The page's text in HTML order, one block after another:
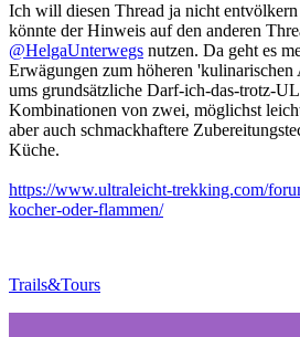
Ich will diesen Thread ja nicht entvölkern
könnte der Hinweis auf den anderen
@HelgaUnterwegs nutzen. Da geht es
Erwägungen zum höheren
ums grundsätzliche Darf-ich-das-trotz-
Kombinationen von zwei, möglichst
aber auch schmackhaftere
Küche.
https://www.ultraleicht-trekking.com/
kocher-oder-flammen/
Trails&Tours